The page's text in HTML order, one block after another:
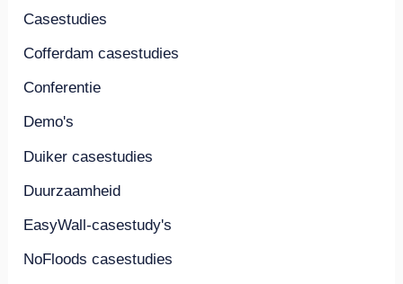
Casestudies
Cofferdam casestudies
Conferentie
Demo's
Duiker casestudies
Duurzaamheid
EasyWall-casestudy's
NoFloods casestudies